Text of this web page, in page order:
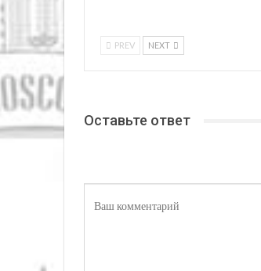
PREV NEXT
Оставьте ответ